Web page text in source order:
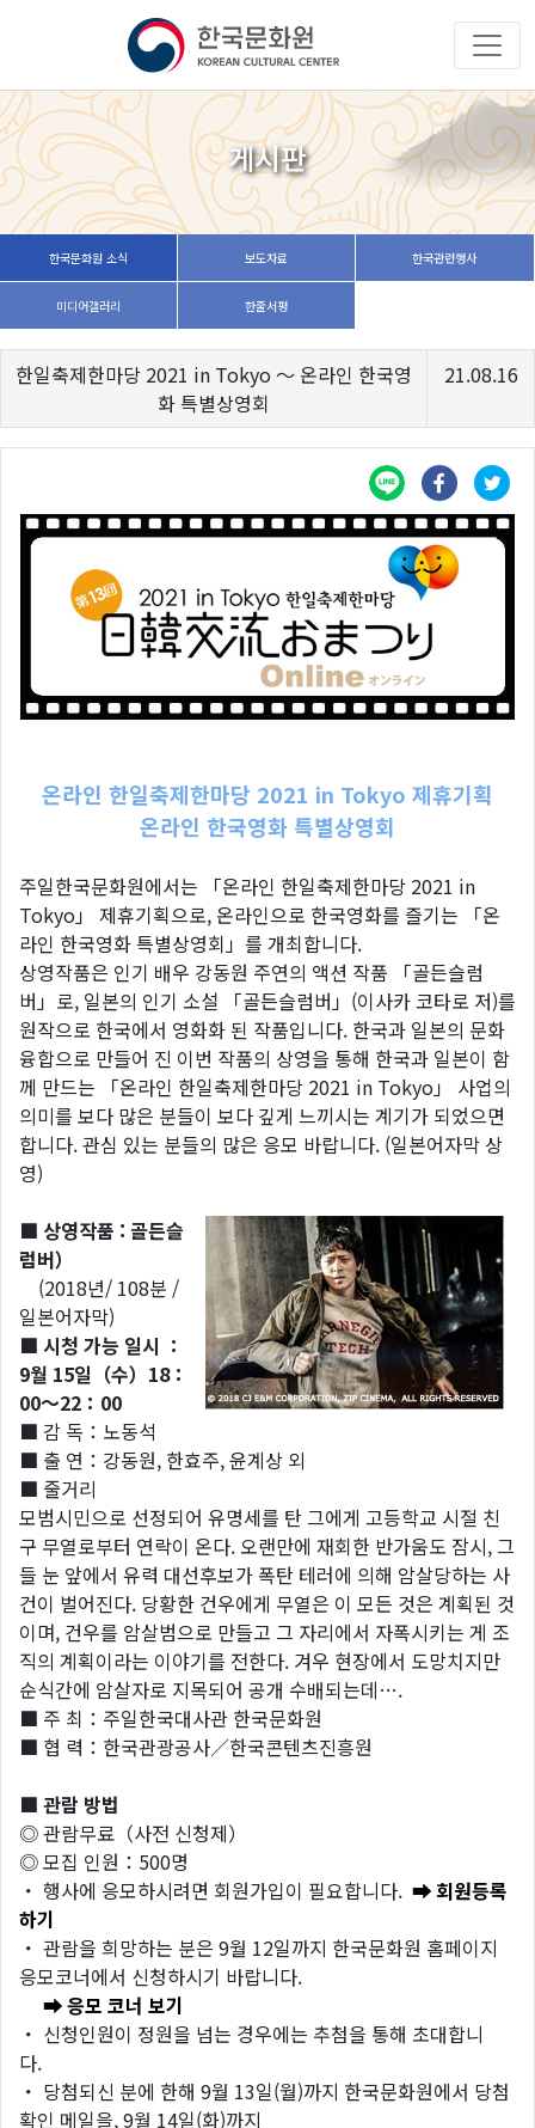
게시판
한국문화원 소식 보도자료 한국관련행사
미디어갤러리 한줄서평
한일축제한마당 2021 in Tokyo 〜 온라인 한국영
화 특별상영회
21.08.16
온라인 한일축제한마당 2021 in Tokyo 제휴기획
온라인 한국영화 특별상영회
주일한국문화원에서는 「온라인 한일축제한마당 2021 in
Tokyo」 제휴기획으로, 온라인으로 한국영화를 즐기는 「온
라인 한국영화 특별상영회」를 개최합니다.
상영작품은 인기 배우 강동원 주연의 액션 작품 「골든슬럼
버」로, 일본의 인기 소설 「골든슬럼버」(이사카 코타로 저)를
원작으로 한국에서 영화화 된 작품입니다. 한국과 일본의 문화
융합으로 만들어 진 이번 작품의 상영을 통해 한국과 일본이 함
께 만드는 「온라인 한일축제한마당 2021 in Tokyo」 사업의
의미를 보다 많은 분들이 보다 깊게 느끼시는 계기가 되었으면
합니다. 관심 있는 분들의 많은 응모 바랍니다. (일본어자막 상
영)
■ 상영작품 : 골든슬
럼버）
(2018년/ 108분 /
일본어자막)
■ 시청 가능 일시 ：
9월 15일（수）18：
00～22：00
■ 감 독：노동석
■ 출 연：강동원, 한효주, 윤계상 외
■ 줄거리
모범시민으로 선정되어 유명세를 탄 그에게 고등학교 시절 친
구 무열로부터 연락이 온다. 오랜만에 재회한 반가움도 잠시, 그
들 눈 앞에서 유력 대선후보가 폭탄 테러에 의해 암살당하는 사
건이 벌어진다. 당황한 건우에게 무열은 이 모든 것은 계획된 것
이며, 건우를 암살범으로 만들고 그 자리에서 자폭시키는 게 조
직의 계획이라는 이야기를 전한다. 겨우 현장에서 도망치지만
순식간에 암살자로 지목되어 공개 수배되는데….
■ 주 최：주일한국대사관 한국문화원
■ 협 력：한국관광공사／한국콘텐츠진흥원
■ 관람 방법
◎ 관람무료（사전 신청제）
◎ 모집 인원：500명
・ 행사에 응모하시려면 회원가입이 필요합니다. ➡ 회원등록
하기
・ 관람을 희망하는 분은 9월 12일까지 한국문화원 홈페이지
응모코너에서 신청하시기 바랍니다.
➡ 응모 코너 보기
・ 신청인원이 정원을 넘는 경우에는 추첨을 통해 초대합니
다.
・ 당첨되신 분에 한해 9월 13일(월)까지 한국문화원에서 당첨
확인 메일을, 9월 14일(화)까지